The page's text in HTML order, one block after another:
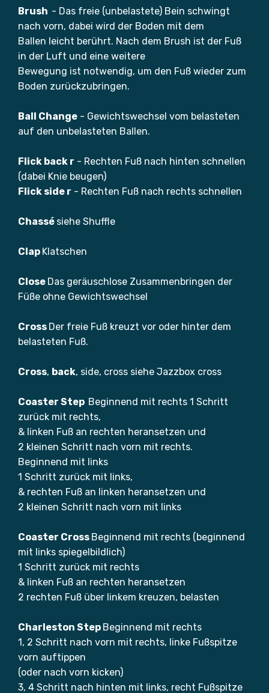
Brush - Das freie (unbelastete) Bein schwingt
nach vorn, dabei wird der Boden mit dem
Ballen leicht berührt. Nach dem Brush ist der Fuß
in der Luft und eine weitere
Bewegung ist notwendig, um den Fuß wieder zum
Boden zurückzubringen.
Ball Change - Gewichtswechsel vom belasteten
auf den unbelasteten Ballen.
Flick back r - Rechten Fuß nach hinten schnellen
(dabei Knie beugen)
Flick side r - Rechten Fuß nach rechts schnellen
Chassé siehe Shuffle
Clap Klatschen
Close Das geräuschlose Zusammenbringen der
Füße ohne Gewichtswechsel
Cross Der freie Fuß kreuzt vor oder hinter dem
belasteten Fuß.
Cross, back, side, cross siehe Jazzbox cross
Coaster Step Beginnend mit rechts 1 Schritt
zurück mit rechts,
& linken Fuß an rechten heransetzen und
2 kleinen Schritt nach vorn mit rechts.
Beginnend mit links
1 Schritt zurück mit links,
& rechten Fuß an linken heransetzen und
2 kleinen Schritt nach vorn mit links
Coaster Cross Beginnend mit rechts (beginnend
mit links spiegelbildlich)
1 Schritt zurück mit rechts
& linken Fuß an rechten heransetzen
2 rechten Fuß über linkem kreuzen, belasten
Charleston Step Beginnend mit rechts
1, 2 Schritt nach vorn mit rechts, linke Fußspitze
vorn auftippen
(oder nach vorn kicken)
3, 4 Schritt nach hinten mit links, recht Fußspitze